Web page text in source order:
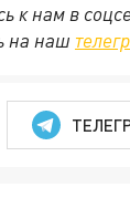
к нам в
на наш